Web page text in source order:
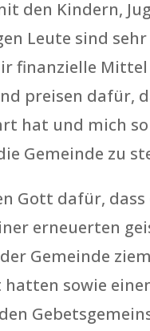
den Kindern,
Leute sind
finanzielle
preisen dafür,
hat und mich
Gemeinde zu
Gott dafür,
erneuerten
Gemeinde
sowie